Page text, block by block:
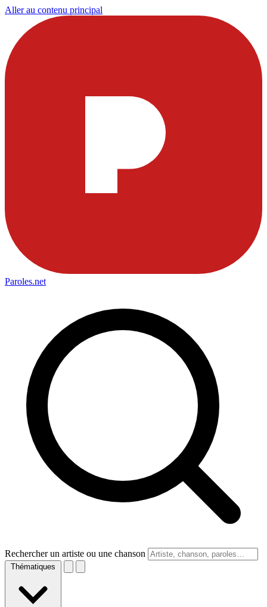
Aller au contenu principal
Paroles.net
Rechercher un artiste ou une chanson
Thématiques